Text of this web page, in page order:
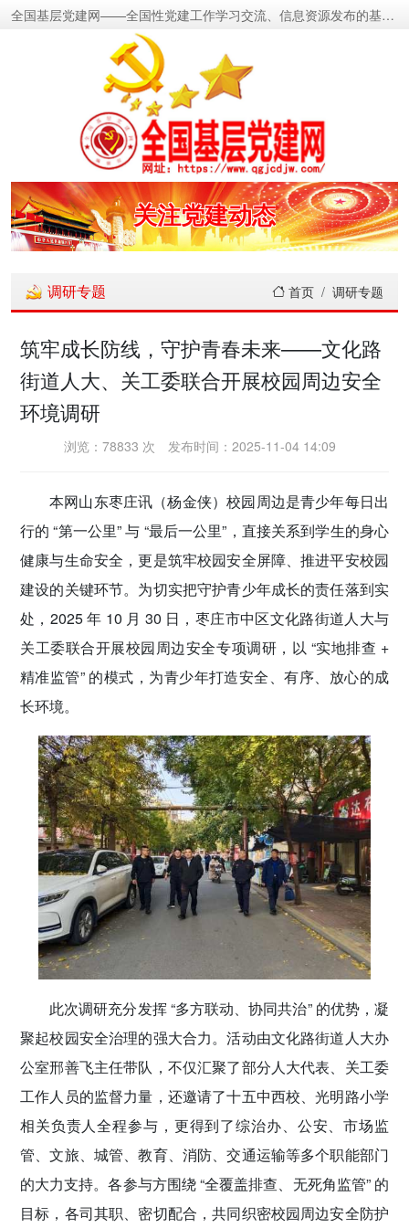
全国基层党建网——全国性党建工作学习交流、信息资源发布的基层党建新闻门户网
密切党群关系
传递党的声音
关注党建动态
传播党建理论
密切党群关系
传递党的声音
调研专题 首页 调研专题
筑牢成长防线，守护青春未来——文化路
街道人大、关工委联合开展校园周边安全
环境调研
浏览：78833 次 发布时间：2025-11-04 14:09
本网山东枣庄讯（杨金侠）校园周边是青少年每日出
行的 “第一公里” 与 “最后一公里”，直接关系到学生的身心
健康与生命安全，更是筑牢校园安全屏障、推进平安校园
建设的关键环节。为切实把守护青少年成长的责任落到实
处，2025 年 10 月 30 日，枣庄市中区文化路街道人大与
关工委联合开展校园周边安全专项调研，以 “实地排查 +
精准监管” 的模式，为青少年打造安全、有序、放心的成
长环境。
此次调研充分发挥 “多方联动、协同共治” 的优势，凝
聚起校园安全治理的强大合力。活动由文化路街道人大办
公室邢善飞主任带队，不仅汇聚了部分人大代表、关工委
工作人员的监督力量，还邀请了十五中西校、光明路小学
相关负责人全程参与，更得到了综治办、公安、市场监
管、文旅、城管、教育、消防、交通运输等多个职能部门
的大力支持。各参与方围绕 “全覆盖排查、无死角监管” 的
目标，各司其职、密切配合，共同织密校园周边安全防护